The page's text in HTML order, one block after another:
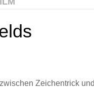
Zeichentrick